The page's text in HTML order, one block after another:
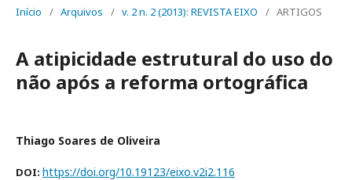
Início / Arquivos / v. 2 n. 2 (2013): REVISTA EIXO / ARTIGOS
A atipicidade estrutural do uso do
não após a reforma ortográfica
Thiago Soares de Oliveira
DOI: https://doi.org/10.19123/eixo.v2i2.116